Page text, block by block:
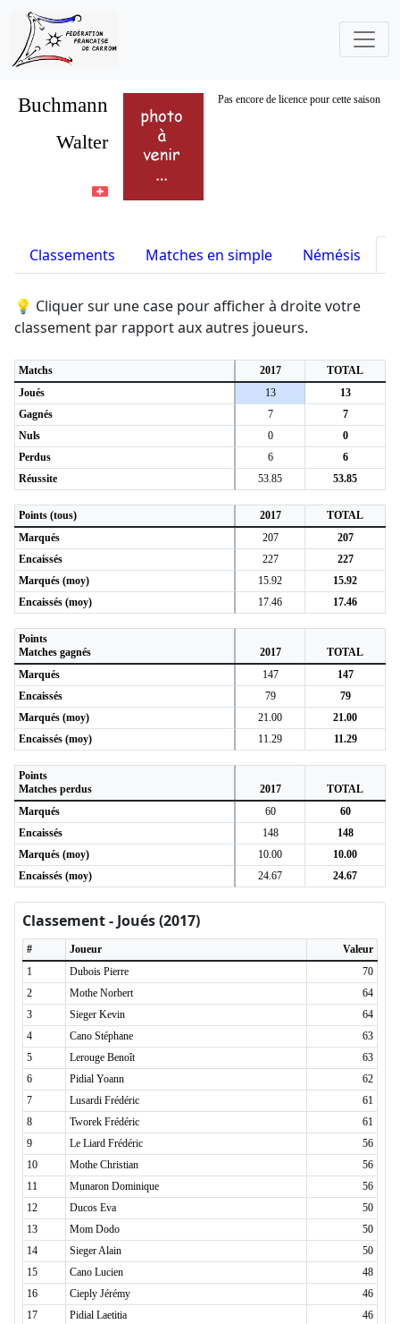
Buchmann Pas encore de licence pour cette saison
Walter
Classements Matches en simple Némésis
💡 Cliquer sur une case pour afficher à droite votre
classement par rapport aux autres joueurs.
Matchs 2017
TOTAL
Joués
13
13
Gagnés
7
7
Nuls
0
0
Perdus
6
6
Réussite
53.85 53.85
Points (tous) 2017
TOTAL
Marqués
207
207
Encaissés
227
227
Marqués (moy)
15.92
15.92
Encaissés (moy)
17.46 17.46
Points
Matches gagnés
2017
TOTAL
Marqués
147
147
Encaissés
79
79
Marqués (moy)
21.00
21.00
Encaissés (moy)
11.29 11.29
Points
Matches perdus
2017
TOTAL
Marqués
60
60
Encaissés
148
148
Marqués (moy)
10.00
10.00
Encaissés (moy)
24.67 24.67
Classement - Joués (2017)
# Joueur
Valeur
1
Dubois Pierre
70
2
Mothe Norbert
64
3
Sieger Kevin
64
4
Cano Stéphane
63
5
Lerouge Benoît
63
6
Pidial Yoann
62
7
Lusardi Frédéric
61
8
Tworek Frédéric
61
9
Le Liard Frédéric
56
10
Mothe Christian
56
11
Munaron Dominique
56
12
Ducos Eva
50
13
Mom Dodo
50
14
Sieger Alain
50
15
Cano Lucien
48
16
Cieply Jérémy
46
17
Pidial Laetitia
46